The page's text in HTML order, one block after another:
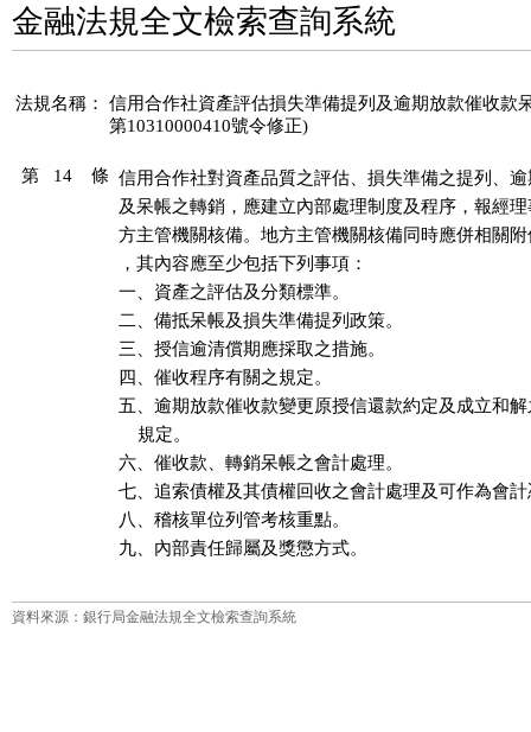
金融法規全文檢索查詢系統
法規名稱：
信用合作社資產評估損失準備提列及逾期放款催收款
第10310000410號令修正)
第 14 條 信用合作社對資產品質之評估、損失準備之提列、
及呆帳之轉銷，應建立內部處理制度及程序，報經
方主管機關核備。地方主管機關核備同時應併相關
，其內容應至少包括下列事項：
一、資產之評估及分類標準。
二、備抵呆帳及損失準備提列政策。
三、授信逾清償期應採取之措施。
四、催收程序有關之規定。
五、逾期放款催收款變更原授信還款約定及成立和
    規定。
六、催收款、轉銷呆帳之會計處理。
七、追索債權及其債權回收之會計處理及可作為會
八、稽核單位列管考核重點。
九、內部責任歸屬及獎懲方式。
資料來源：銀行局金融法規全文檢索查詢系統